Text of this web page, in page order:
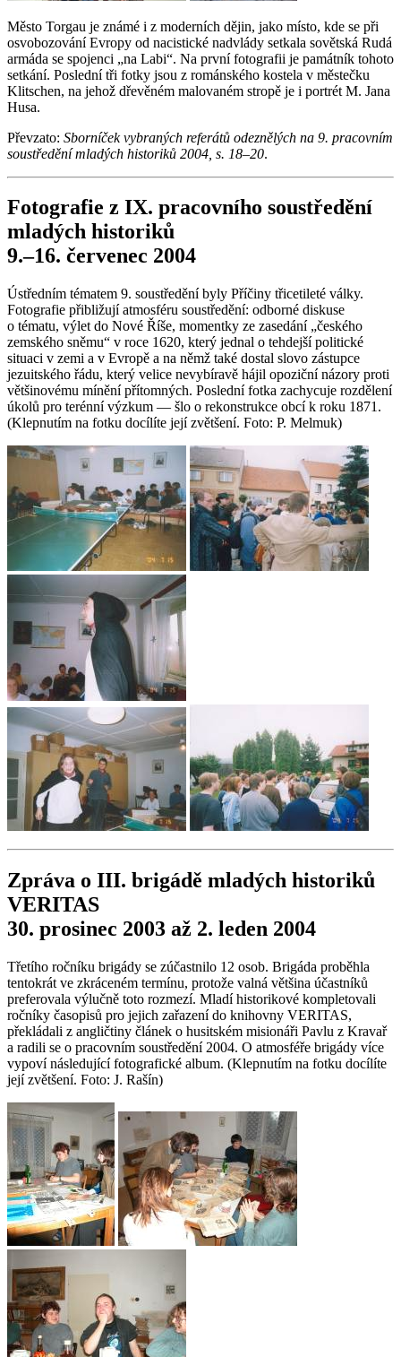
Město Torgau je známé i z moderních dějin, jako místo, kde se při
osvobozování Evropy od nacistické nadvlády setkala sovětská Rudá
armáda se spojenci „na Labi“. Na první fotografii je památník tohoto
setkání. Poslední tři fotky jsou z románského kostela v městečku
Klitschen, na jehož dřevěném malovaném stropě je i portrét M. Jana
Husa.
Převzato: Sborníček vybraných referátů odeznělých na 9. pracovním
soustředění mladých historiků 2004, s. 18–20.
Fotografie z IX. pracovního soustředění
mladých historiků
9.–16. červenec 2004
Ústředním tématem 9. soustředění byly Příčiny třicetileté války.
Fotografie přibližují atmosféru soustředění: odborné diskuse
o tématu, výlet do Nové Říše, momentky ze zasedání „českého
zemského sněmu“ v roce 1620, který jednal o tehdejší politické
situaci v zemi a v Evropě a na němž také dostal slovo zástupce
jezuitského řádu, který velice nevybíravě hájil opoziční názory proti
většinovému mínění přítomných. Poslední fotka zachycuje rozdělení
úkolů pro terénní výzkum — šlo o rekonstrukce obcí k roku 1871.
(Klepnutím na fotku docílíte její zvětšení. Foto: P. Melmuk)
Zpráva o III. brigádě mladých historiků
VERITAS
30. prosinec 2003 až 2. leden 2004
Třetího ročníku brigády se zúčastnilo 12 osob. Brigáda proběhla
tentokrát ve zkráceném termínu, protože valná většina účastníků
preferovala výlučně toto rozmezí. Mladí historikové kompletovali
ročníky časopisů pro jejich zařazení do knihovny VERITAS,
překládali z angličtiny článek o husitském misionáři Pavlu z Kravař
a radili se o pracovním soustředění 2004. O atmosféře brigády více
vypoví následující fotografické album. (Klepnutím na fotku docílíte
její zvětšení. Foto: J. Rašín)